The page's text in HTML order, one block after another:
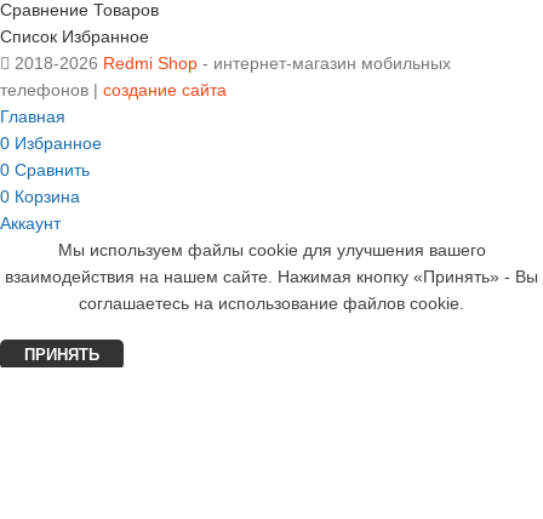
Сравнение Товаров
Список Избранное
2018-2026 Redmi Shop - интернет-магазин мобильных
телефонов | создание сайта
Главная
0 Избранное
0 Сравнить
0 Корзина
Аккаунт
Мы используем файлы cookie для улучшения вашего
взаимодействия на нашем сайте. Нажимая кнопку «Принять» - Вы
соглашаетесь на использование файлов cookie.
ПРИНЯТЬ